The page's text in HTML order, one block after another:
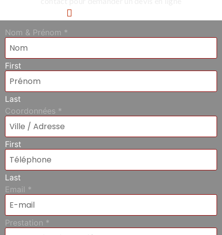
Nom & Prénom *
First
Last
Coordonnées *
First
Last
Email *
Prestation *